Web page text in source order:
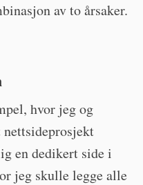
av to årsaker.
hvor jeg og
en dedikert side i
jeg skulle legge alle